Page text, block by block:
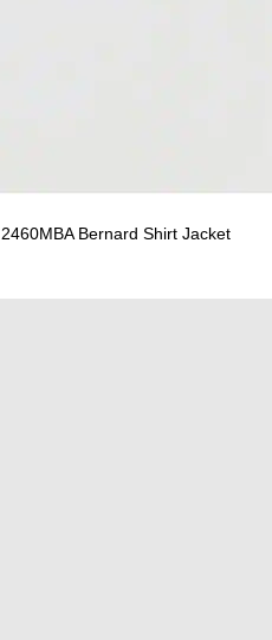
Bernard Shirt Jacket